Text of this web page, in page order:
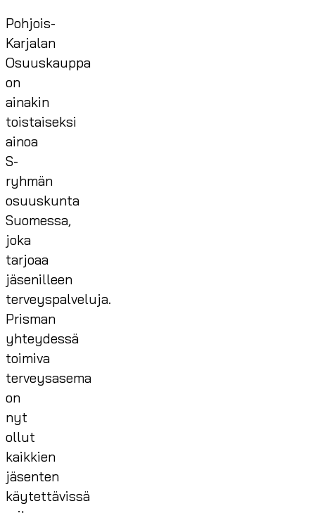
Pohjois-
Karjalan
Osuuskauppa
on
ainakin
toistaiseksi
ainoa
S-
ryhmän
osuuskunta
Suomessa,
joka
tarjoaa
jäsenilleen
terveyspalveluja.
Prisman
yhteydessä
toimiva
terveysasema
on
nyt
ollut
kaikkien
jäsenten
käytettävissä